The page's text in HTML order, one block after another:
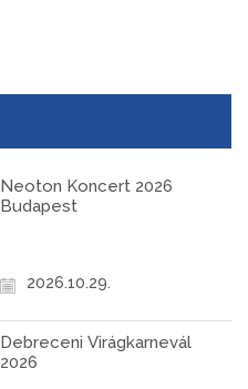
Neoton Koncert 2026
Budapest
2026.10.29.
Debreceni Virágkarnevál
2026